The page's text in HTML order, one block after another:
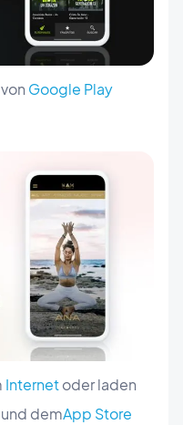
Google Play
Internetoder laden
und demApp Store